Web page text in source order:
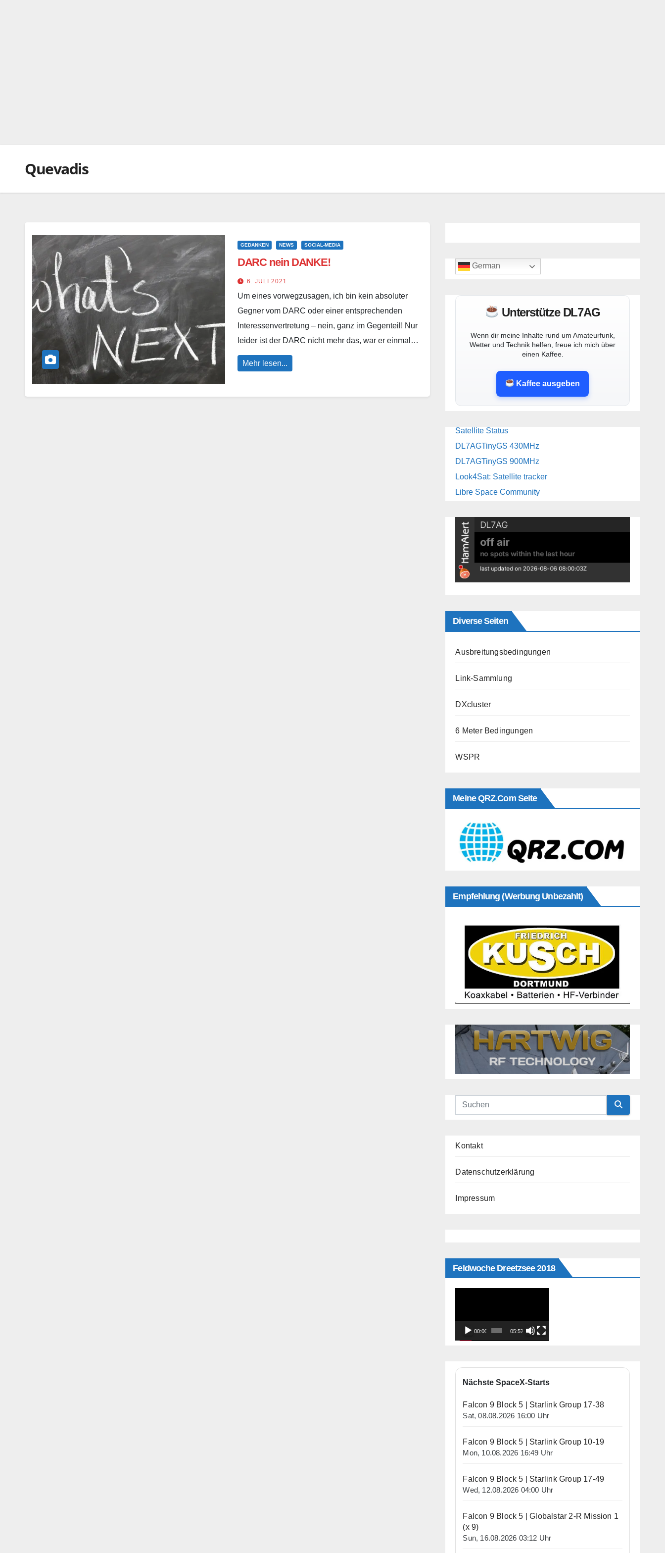
Quevadis
GEDANKEN NEWS SOCIAL-MEDIA
DARC nein DANKE!
6. JULI 2021
Um eines vorwegzusagen, ich bin kein absoluter
Gegner vom DARC oder einer entsprechenden
Interessenvertretung – nein, ganz im Gegenteil! Nur
leider ist der DARC nicht mehr das, war er einmal…
Mehr lesen...
German
Unterstütze DL7AG
Wenn dir meine Inhalte rund um Amateurfunk,
Wetter und Technik helfen, freue ich mich über
einen Kaffee.
Kaffee ausgeben
Satellite Status
DL7AGTinyGS 430MHz
DL7AGTinyGS 900MHz
Look4Sat: Satellite tracker
Libre Space Community
Diverse Seiten
Ausbreitungsbedingungen
Link-Sammlung
DXcluster
6 Meter Bedingungen
WSPR
Meine QRZ.com Seite
Empfehlung (Werbung Unbezahlt)
Kontakt
Datenschutzerklärung
Impressum
Feldwoche Dreetzsee 2018
00:00 05:57
Nächste SpaceX-Starts
Falcon 9 Block 5 | Starlink Group 17-38
Sat, 08.08.2026 16:00 Uhr
Falcon 9 Block 5 | Starlink Group 10-19
Mon, 10.08.2026 16:49 Uhr
Falcon 9 Block 5 | Starlink Group 17-49
Wed, 12.08.2026 04:00 Uhr
Falcon 9 Block 5 | Globalstar 2-R Mission 1
(x 9)
Sun, 16.08.2026 03:12 Uhr